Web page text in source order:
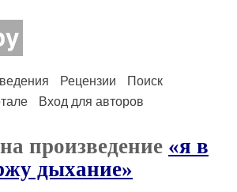
Рецензии
Поиск
Вход для авторов
произведение «я в
дыхание»